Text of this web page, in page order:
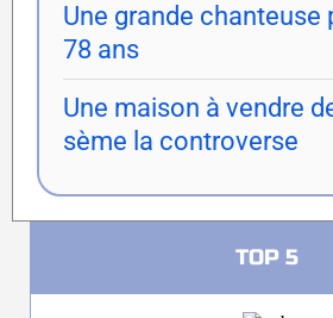
Une grande chanteuse
78 ans
Une maison à vendre
sème la controverse
TOP 5